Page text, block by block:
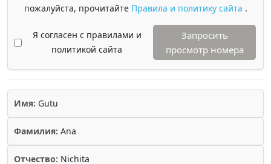
пожалуйста, прочитайте Правила и политику сайта .
Я согласен с правилами и
политикой сайта
Запросить
просмотр номера
Имя: Gutu
Фамилия: Ana
Отчество: Nichita